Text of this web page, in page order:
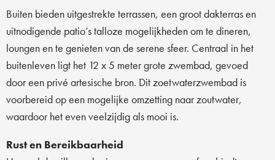
Buiten bieden uitgestrekte terrassen, een groot dakterras en
uitnodigende patio’s talloze mogelijkheden om te dineren,
loungen en te genieten van de serene sfeer. Centraal in het
buitenleven ligt het 12 x 5 meter grote zwembad, gevoed
door een privé artesische bron. Dit zoetwaterzwembad is
voorbereid op een mogelijke omzetting naar zoutwater,
waardoor het even veelzijdig als mooi is.
Rust en Bereikbaarheid